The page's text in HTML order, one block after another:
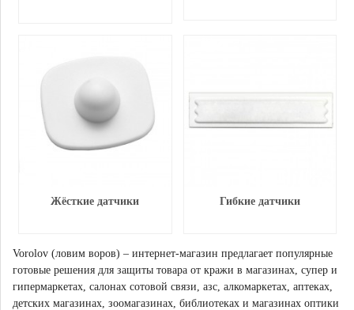
Жёсткие датчики Гибкие датчики
Vorolov (ловим воров) – интернет-магазин предлагает популярные
готовые решения для защиты товара от кражи в магазинах, супер и
гипермаркетах, салонах сотовой связи, азс, алкомаркетах, аптеках,
детских магазинах, зоомагазинах, библиотеках и магазинах оптики